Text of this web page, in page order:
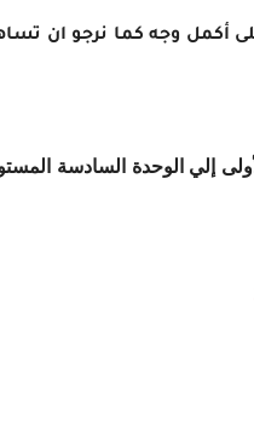
أكمل وجه كما نرجو ان
إلي الوحدة السادسة